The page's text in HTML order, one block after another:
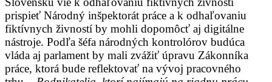
prispieť Národný inšpektorát práce a k odhaľovaniu
fiktívnych živností by mohli dopomôcť aj digitálne
nástroje. Podľa šéfa národných kontrolórov budúca
vláda aj parlament by mali zvážiť úpravu Zákonníka
práce, ktorá bude reflektovať na vývoj pracovného